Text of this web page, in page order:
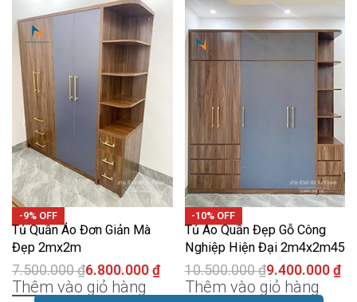
-9% OFF
Tủ Quần Áo Đơn Giản Mà
Đẹp 2mx2m
7.500.000₫6.800.000 ₫
Thêm vào giỏ hàng
-10% OFF
Tủ Áo Quần Đẹp Gỗ Công
Nghiệp Hiện Đại 2m4x2m45
10.500.000₫9.400.000 ₫
Thêm vào giỏ hàng